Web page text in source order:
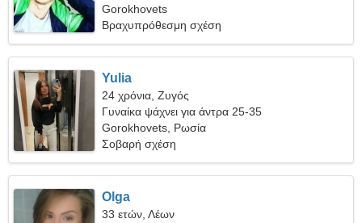
Gorokhovets
Βραχυπρόθεσμη σχέση
Yulia
24 χρόνια, Ζυγός
Γυναίκα ψάχνει για άντρα 25-35
Gorokhovets, Ρωσία
Σοβαρή σχέση
Olga
33 ετών, Λέων